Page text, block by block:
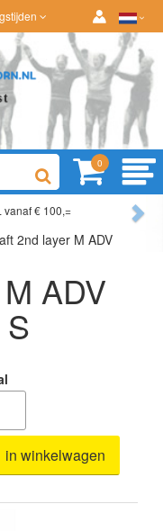
0
€ 100,=
naar wens!
2nd layer M ADV
ADV
in winkelwagen